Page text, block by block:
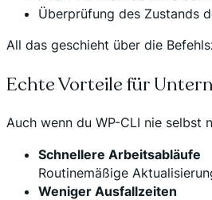
Überprüfung des Zustands
All das geschieht über die
Echte Vorteile für
Auch wenn du WP-CLI nie
Schnellere Arbeitsabläufe
Routinemäßige
Weniger Ausfallzeiten